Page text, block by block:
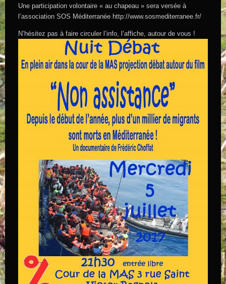
Une participation volontaire « au chapeau » sera versée à
l’association SOS Méditerranée http://www.sosmediterranee.fr/
N’hésitez pas à faire circuler l’info, l’affiche, autour de vous !